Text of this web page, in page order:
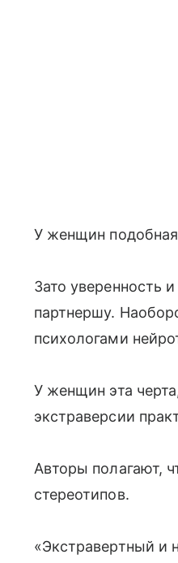
У женщин
Зато уверенность
партнершу.
психологами
У женщин эта
экстраверсии
Авторы полагают,
стереотипов.
«Экстравертный и